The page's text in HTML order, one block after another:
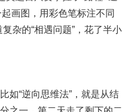
画图，用彩色笔标注不同
杂的“相遇问题”，花了半小
如“逆向思维法”，就是从结